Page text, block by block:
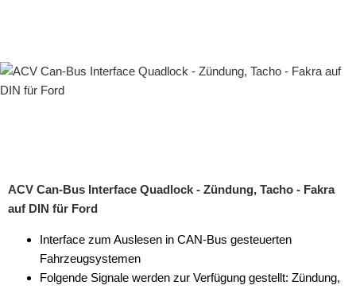
alle Signale + LFB
für Honda
für Hyundai
für Iveco
ACV Can-Bus Interface Quadlock - Zündung, Tacho - Fakra
auf DIN für Ford
Interface zum Auslesen in CAN-Bus gesteuerten
Fahrzeugsystemen
Folgende Signale werden zur Verfügung gestellt: Zündung,